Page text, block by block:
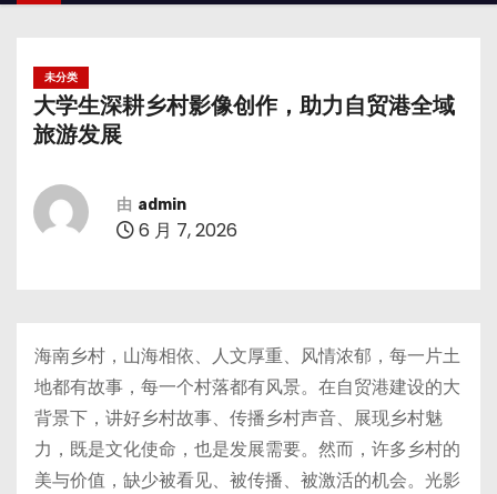
未分类
大学生深耕乡村影像创作，助力自贸港全域
旅游发展
由 admin
6 月 7, 2026
海南乡村，山海相依、人文厚重、风情浓郁，每一片土
地都有故事，每一个村落都有风景。在自贸港建设的大
背景下，讲好乡村故事、传播乡村声音、展现乡村魅
力，既是文化使命，也是发展需要。然而，许多乡村的
美与价值，缺少被看见、被传播、被激活的机会。光影